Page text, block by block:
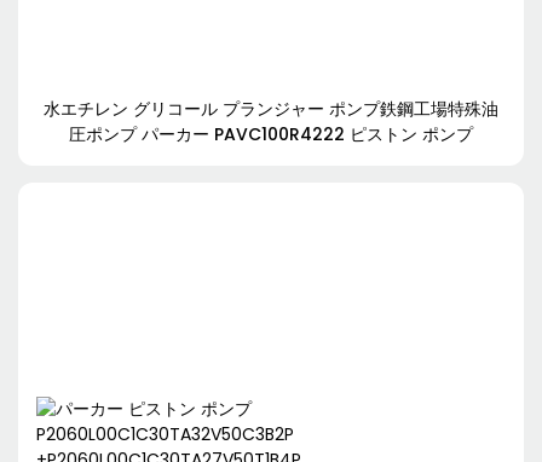
水エチレン グリコール プランジャー ポンプ鉄鋼工場特殊油
圧ポンプ パーカー PAVC100R4222 ピストン ポンプ